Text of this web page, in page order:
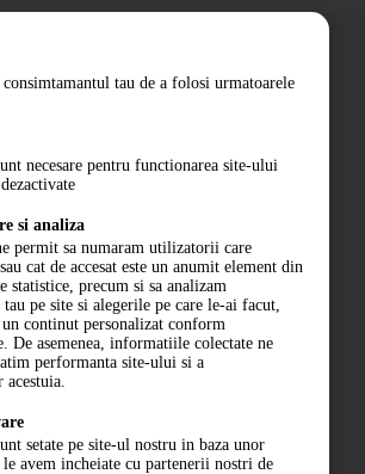
NEWSLETTER
tau de a folosi urmatoarele
necesare pentru functionarea site-ului
si analiza
permit sa numaram utilizatorii care
cat de accesat este un anumit element din
statistice, precum si sa analizam
pe site si alegerile pe care le-ai facut,
continut personalizat conform
De asemenea, informatiile colectate ne
performanta site-ului si a
setate pe site-ul nostru in baza unor
avem incheiate cu partenerii nostri de